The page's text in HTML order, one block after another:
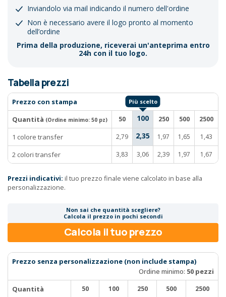
Inviandolo via mail indicando il numero dell'ordine
Non è necessario avere il logo pronto al momento
dell’ordine
Prima della produzione, riceverai un'anteprima entro
24h con il tuo logo.
Tabella prezzi
Prezzo con stampa
Quantità (Ordine minimo: 50 pz) 50 100 250 500 2500
1 colore transfer 2,79 2,35 1,97 1,65 1,43
2 colori transfer 3,83 3,06 2,39 1,97 1,67
Prezzi indicativi: il tuo prezzo finale viene calcolato in base alla
personalizzazione.
Non sai che quantità scegliere?
Calcola il prezzo in pochi secondi
Calcola il tuo prezzo
Prezzo senza personalizzazione (non include stampa)
Ordine minimo: 50 pezzi
Quantità
50 100 250 500 2500